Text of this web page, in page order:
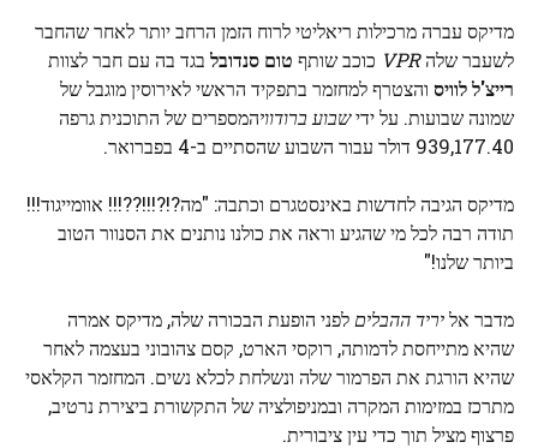
מדיקס עברה מרכילות ריאליטי לרוח הזמן הרחב יותר לאחר שהחבר
לשעבר שלהVPR כוכב שותף טום סנדובל בגד בה עם חבר לצוות
רייצ'ל לוויס והצטרף למחזמר בתפקיד הראשי לאירוסין מוגבל של
שמונה שבועות. על ידישבוע ברודוויהמספרים של התוכנית גרפה
939,177.40 דולר עבור השבוע שהסתיים ב-4 בפברואר.
מדיקס הגיבה לחדשות באינסטגרם וכתבה: "מה?!?!!!??!!! אוומייגוד!!!
תודה רבה לכל מי שהגיע וראה את כולנו נותנים את הסנוור הטוב
ביותר שלנו!"
מדבר אליריד ההבליםלפני הופעת הבכורה שלה, מדיקס אמרה
שהיא מתייחסת לדמותה, רוקסי הארט, קסם צהובוני בעצמה לאחר
שהיא הורגת את הפרמור שלה ונשלחת לכלא נשים. המחזמר הקלאסי
מתרכז במזימות המקרה ובמניפולציה של התקשורת ביצירת נרטיב,
פרצוף מציל תוך כדי עין ציבורית.